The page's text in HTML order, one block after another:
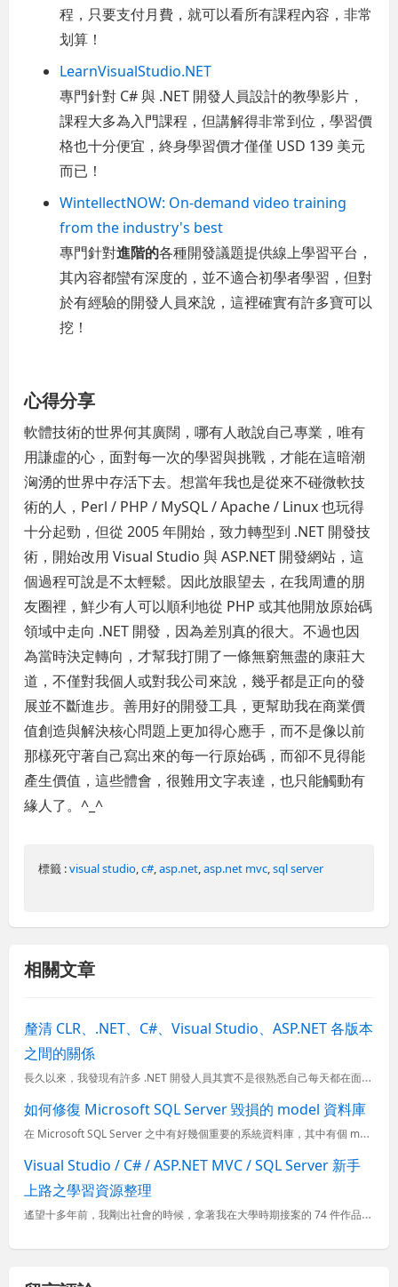
程，只要支付月費，就可以看所有課程內容，非常
划算！
LearnVisualStudio.NET
專門針對 C# 與 .NET 開發人員設計的教學影片，
課程大多為入門課程，但講解得非常到位，學習價
格也十分便宜，終身學習價才僅僅 USD 139 美元
而已！
WintellectNOW: On-demand video training
from the industry's best
專門針對進階的各種開發議題提供線上學習平台，
其內容都蠻有深度的，並不適合初學者學習，但對
於有經驗的開發人員來說，這裡確實有許多寶可以
挖！
心得分享
軟體技術的世界何其廣闊，哪有人敢說自己專業，唯有
用謙虛的心，面對每一次的學習與挑戰，才能在這暗潮
洶湧的世界中存活下去。想當年我也是從來不碰微軟技
術的人，Perl / PHP / MySQL / Apache / Linux 也玩得
十分起勁，但從 2005 年開始，致力轉型到 .NET 開發技
術，開始改用 Visual Studio 與 ASP.NET 開發網站，這
個過程可說是不太輕鬆。因此放眼望去，在我周遭的朋
友圈裡，鮮少有人可以順利地從 PHP 或其他開放原始碼
領域中走向 .NET 開發，因為差別真的很大。不過也因
為當時決定轉向，才幫我打開了一條無窮無盡的康莊大
道，不僅對我個人或對我公司來說，幾乎都是正向的發
展並不斷進步。善用好的開發工具，更幫助我在商業價
值創造與解決核心問題上更加得心應手，而不是像以前
那樣死守著自己寫出來的每一行原始碼，而卻不見得能
產生價值，這些體會，很難用文字表達，也只能觸動有
緣人了。^_^
標籤 :visual studio ,c# ,asp.net ,asp.net mvc ,sql server
相關文章
釐清 CLR、.NET、C#、Visual Studio、ASP.NET 各版本
之間的關係
長久以來，我發現有許多 .NET 開發人員其實不是很熟悉自己每天都在面對的 .NET Framework, C#, Visual Studio 與 ASP.NET 版本之間的關係，以至於經常在找資料時...
如何修復 Microsoft SQL Server 毀損的 model 資料庫
在 Microsoft SQL Server 之中有好幾個重要的系統資料庫，其中有個 model 資料庫 主要用來作為 SQL Server 執行個體上建立之所有新資料庫的範本。因為 SQL Serv
Visual Studio / C# / ASP.NET MVC / SQL Server 新手
上路之學習資源整理
遙望十多年前，我剛出社會的時候，拿著我在大學時期接案的 74 件作品與大學四年的程式開發經驗進入職場，當時所學會的東西跟現在比起來可謂是九牛一毛，在累積了幾年的經驗之後，回頭看見有許多莘莘學子還在為了